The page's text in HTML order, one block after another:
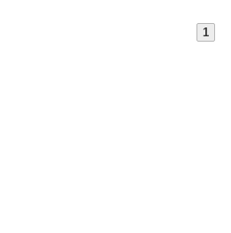
1